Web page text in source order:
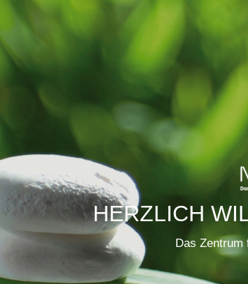
HERZLICH
Das Zentrum